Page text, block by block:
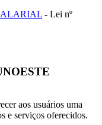
- Lei nº
aos usuários uma
e serviços oferecidos.